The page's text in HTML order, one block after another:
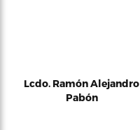
Lcdo. Ramón Alejandro
Pabón